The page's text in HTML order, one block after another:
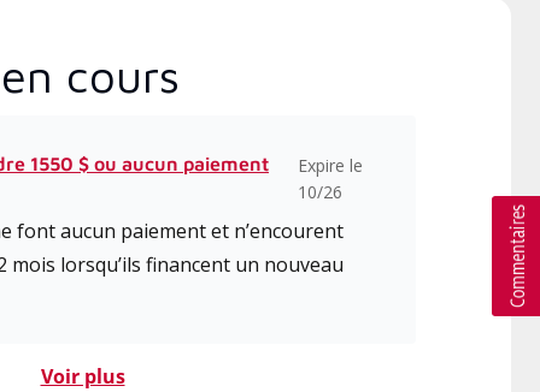
cours
1550 $ ou aucun paiement
Expire le
10/26
font aucun paiement et n’encourent
lorsqu’ils financent un nouveau
Voir plus